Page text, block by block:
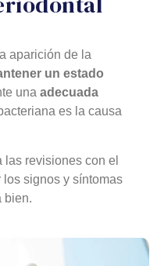
aparición de la
un estado
una adecuada
es la causa
revisiones con el
signos y síntomas
bien.